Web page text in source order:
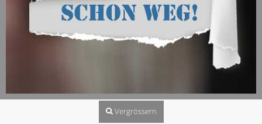
Vergrössern